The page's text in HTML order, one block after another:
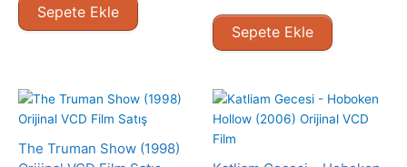
Sepete Ekle
Sepete Ekle
The Truman Show (1998)